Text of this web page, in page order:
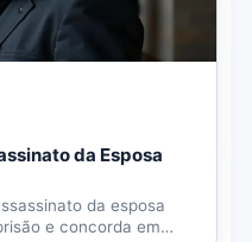
da Esposa
da esposa
e concorda em